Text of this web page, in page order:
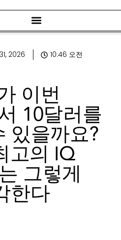
2026 10:46 오전
이번
10달러를
있을까요?
고의 IQ
그렇게
한다